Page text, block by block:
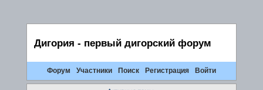
Дигория - первый дигорский форум
Форум Участники Поиск Регистрация Войти